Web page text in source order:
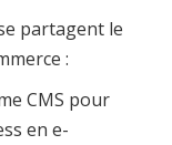
partagent le
:
CMS pour
en e-